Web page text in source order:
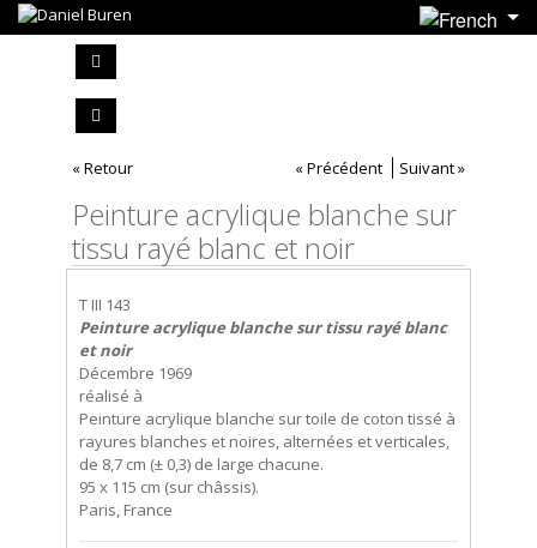
« Retour « Précédent Suivant »
Peinture acrylique blanche sur
tissu rayé blanc et noir
T III 143
Peinture acrylique blanche sur tissu rayé blanc
et noir
Décembre 1969
réalisé à
Peinture acrylique blanche sur toile de coton tissé à
rayures blanches et noires, alternées et verticales,
de 8,7 cm (± 0,3) de large chacune.
95 x 115 cm (sur châssis).
Paris, France